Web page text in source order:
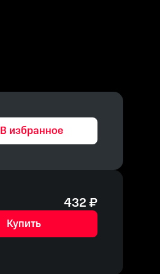
В избранное
432₽
Купить